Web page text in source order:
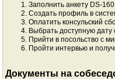
Заполнить анкету DS-
Создать профиль в
Оплатить консульский
Выбрать доступную дату
Прийти в посольство с
Пройти интервью и
Документы на